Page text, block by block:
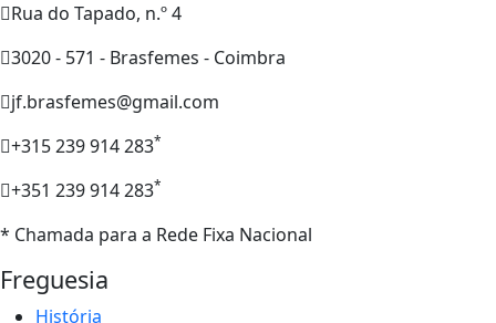
Rua do Tapado, n.º 4
3020 - 571 - Brasfemes - Coimbra
jf.brasfemes@gmail.com
+315 239 914 283*
+351 239 914 283*
* Chamada para a Rede Fixa Nacional
Freguesia
História